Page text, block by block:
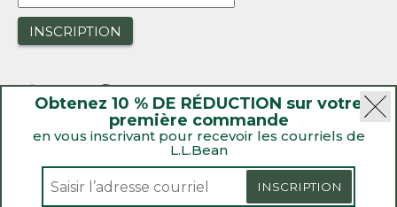
Obtenez 10 % DE RÉDUCTION sur votre
première commande
en vous inscrivant pour recevoir les courriels de
L.L.Bean
INSCRIPTION
INSCRIPTION
Rappels de produit
Loi sur la transparence de la Californie et du Royaume-Uni